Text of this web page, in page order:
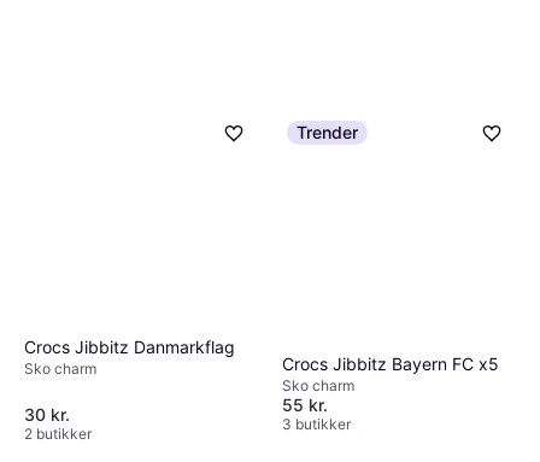
Crocs Jibbitz Danmarkflag
Sko charm
30 kr.
2 butikker
Trender
Crocs Jibbitz Bayern FC x5
Sko charm
55 kr.
3 butikker